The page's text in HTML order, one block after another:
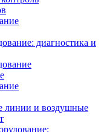
диагностика и
линии и воздушные